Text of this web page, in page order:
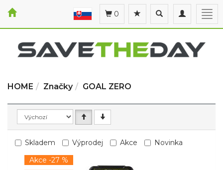
Toggle
navigation
Toggle
search
0
HOME Značky GOAL ZERO
Skladem Výprodej Akce
Novinka
Akce -27 %